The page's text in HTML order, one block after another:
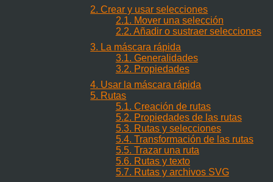
2. Crear y usar selecciones
2.1. Mover una selección
2.2. Añadir o sustraer selecciones
3. La máscara rápida
3.1. Generalidades
3.2. Propiedades
4. Usar la máscara rápida
5. Rutas
5.1. Creación de rutas
5.2. Propiedades de las rutas
5.3. Rutas y selecciones
5.4. Transformación de las rutas
5.5. Trazar una ruta
5.6. Rutas y texto
5.7. Rutas y archivos SVG